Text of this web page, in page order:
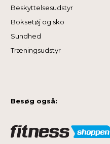
Beskyttelsesudstyr
Boksetøj og sko
Sundhed
Træningsudstyr
Besøg også: